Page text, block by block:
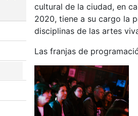
cultural de la ciudad, en
2020, tiene a su cargo la
disciplinas de las artes
Las franjas de